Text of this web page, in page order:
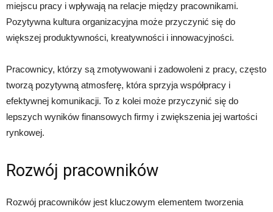
miejscu pracy i wpływają na relacje między pracownikami.
Pozytywna kultura organizacyjna może przyczynić się do
większej produktywności, kreatywności i innowacyjności.
Pracownicy, którzy są zmotywowani i zadowoleni z pracy, często
tworzą pozytywną atmosferę, która sprzyja współpracy i
efektywnej komunikacji. To z kolei może przyczynić się do
lepszych wyników finansowych firmy i zwiększenia jej wartości
rynkowej.
Rozwój pracowników
Rozwój pracowników jest kluczowym elementem tworzenia